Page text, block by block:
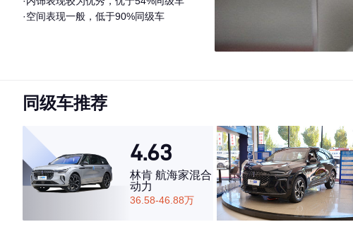
·空间表现一般，低于90%同级车
同级车推荐
4.63
林肯 航海家混合
动力
36.58-46.88万